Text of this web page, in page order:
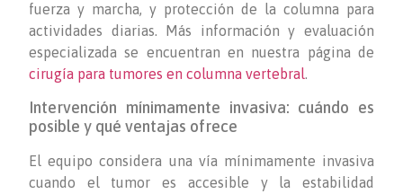
fuerza y marcha, y protección de la columna para
actividades diarias. Más información y evaluación
especializada se encuentran en nuestra página de
cirugía para tumores en columna vertebral.
Intervención mínimamente invasiva: cuándo es
posible y qué ventajas ofrece
El equipo considera una vía mínimamente invasiva
cuando el tumor es accesible y la estabilidad